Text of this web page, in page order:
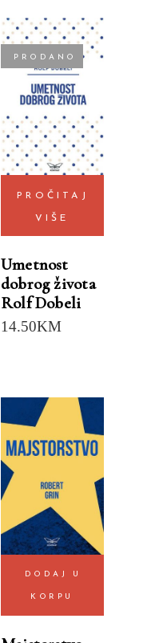
PRODANO
PROČITAJ
VIŠE
Umetnost
dobrog života
Rolf Dobeli
14.50KM
DODAJ U
KORPU